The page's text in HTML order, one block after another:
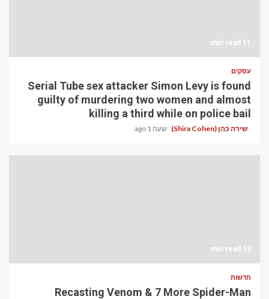
11 min read
עסקים
Serial Tube sex attacker Simon Levy is found
guilty of murdering two women and almost
killing a third while on police bail
שירה כהן (Shira Cohen) שעה 1 ago
13 min read
חדשות
Recasting Venom & 7 More Spider-Man